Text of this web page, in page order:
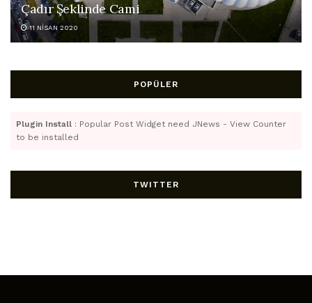
Çadır Şeklinde Cami
11 NISAN 2020
POPÜLER
Plugin Install : Popular Post Widget need JNews - View Counter
to be installed
TWITTER